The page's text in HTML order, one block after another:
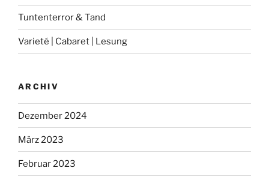
Tuntenterror & Tand
Varieté | Cabaret | Lesung
ARCHIV
Dezember 2024
März 2023
Februar 2023